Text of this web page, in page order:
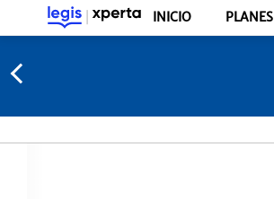
INICIO PLANES